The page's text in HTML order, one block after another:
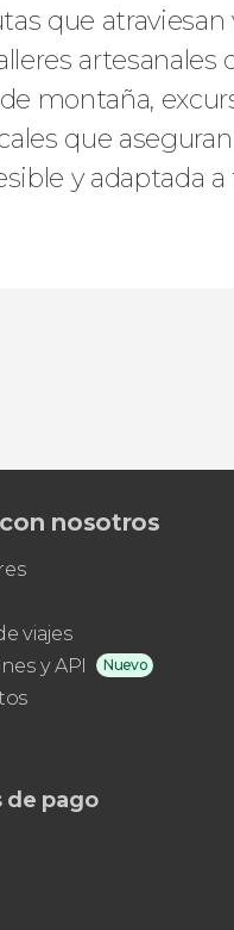
que atraviesan
artesanales
montaña,
que
y adaptada
nosotros
viajes
y API
Nuevo
de pago